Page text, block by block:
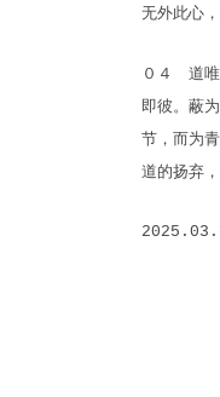
无外此心
０４ 道唯
即彼。蔽
节，而为
道的扬弃